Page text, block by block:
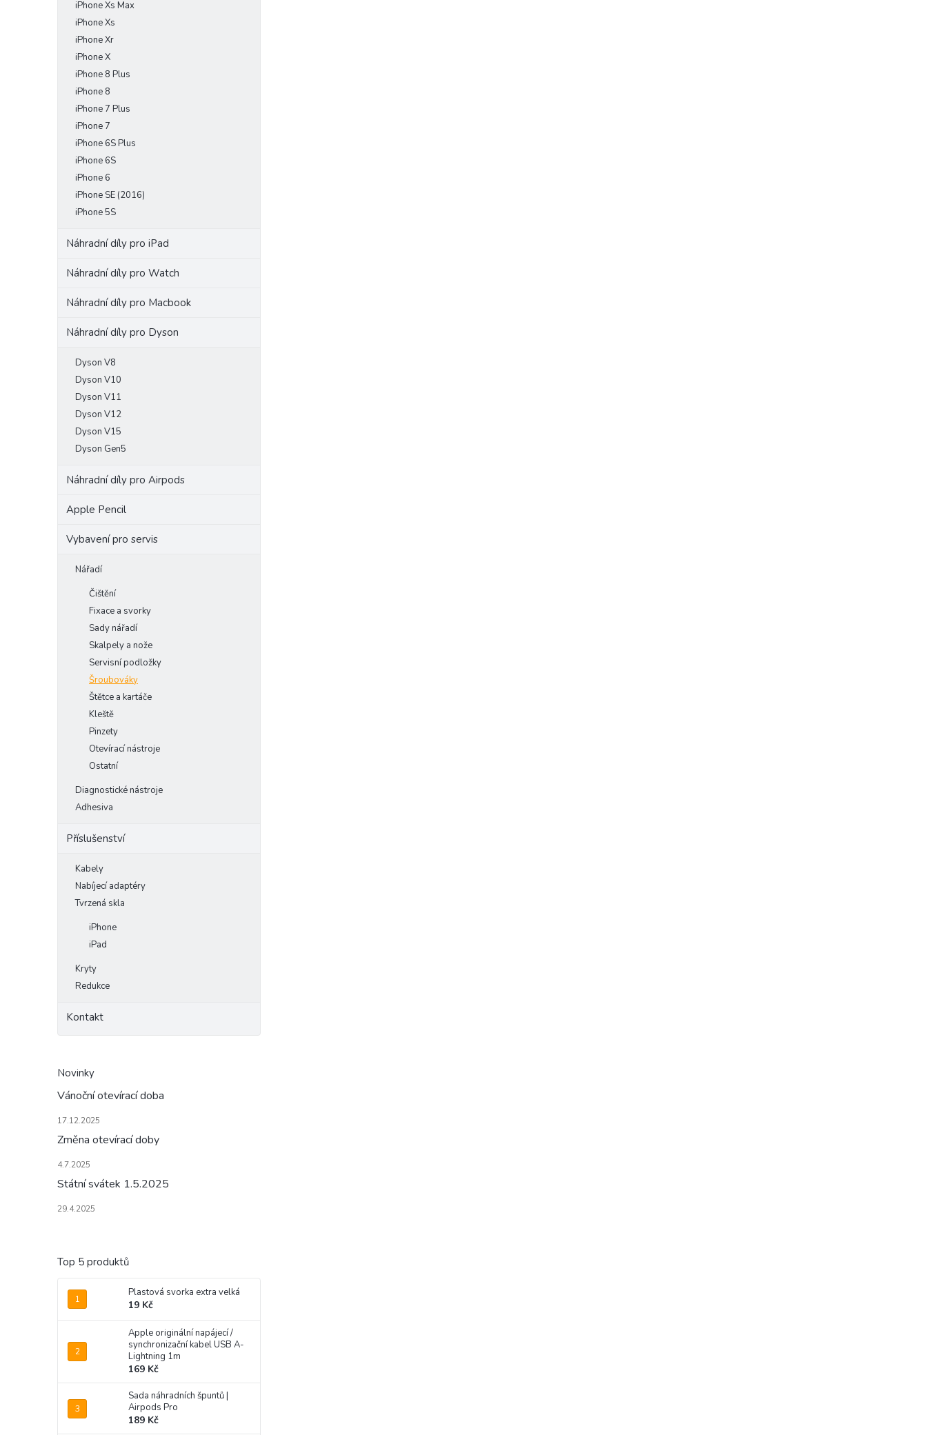
iPhone Xs Max
iPhone Xs
iPhone Xr
iPhone X
iPhone 8 Plus
iPhone 8
iPhone 7 Plus
iPhone 7
iPhone 6S Plus
iPhone 6S
iPhone 6
iPhone SE (2016)
iPhone 5S
Náhradní díly pro iPad
Náhradní díly pro Watch
Náhradní díly pro Macbook
Náhradní díly pro Dyson
Dyson V8
Dyson V10
Dyson V11
Dyson V12
Dyson V15
Dyson Gen5
Náhradní díly pro Airpods
Apple Pencil
Vybavení pro servis
Nářadí
Čištění
Fixace a svorky
Sady nářadí
Skalpely a nože
Servisní podložky
Šroubováky
Štětce a kartáče
Kleště
Pinzety
Otevírací nástroje
Ostatní
Diagnostické nástroje
Adhesiva
Příslušenství
Kabely
Nabíjecí adaptéry
Tvrzená skla
iPhone
iPad
Kryty
Redukce
Kontakt
Novinky
Vánoční otevírací doba
17.12.2025
Změna otevírací doby
4.7.2025
Státní svátek 1.5.2025
29.4.2025
Top 5 produktů
Plastová svorka extra velká
19 Kč
Apple originální napájecí /
synchronizační kabel USB A-
Lightning 1m
169 Kč
Sada náhradních špuntů |
Airpods Pro
189 Kč